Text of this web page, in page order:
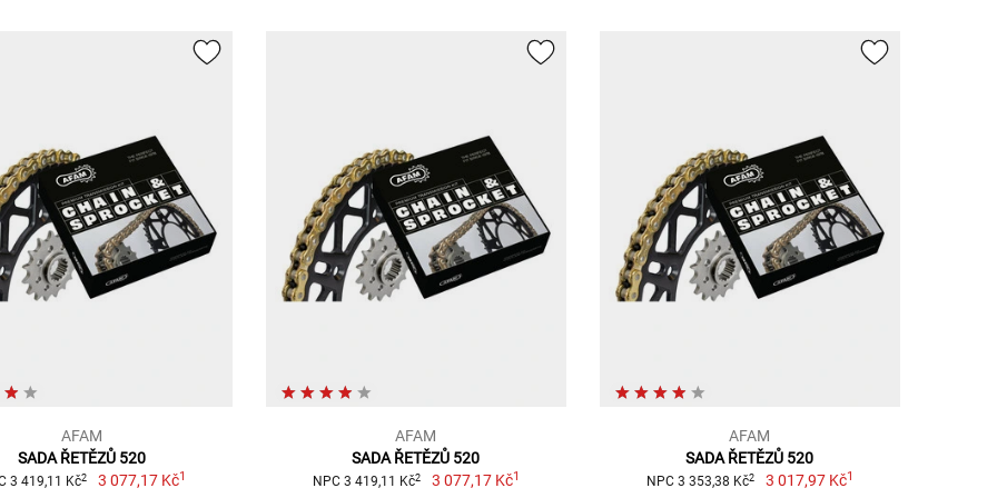
AFAM
SADA ŘETĚZŮ 520
3 419,11 Kč2 3 077,17 Kč1
AFAM
SADA ŘETĚZŮ 520
NPC 3 419,11 Kč2 3 077,17 Kč1
AFAM
SADA ŘETĚZŮ 520
NPC 3 353,38 Kč2 3 017,97 Kč1